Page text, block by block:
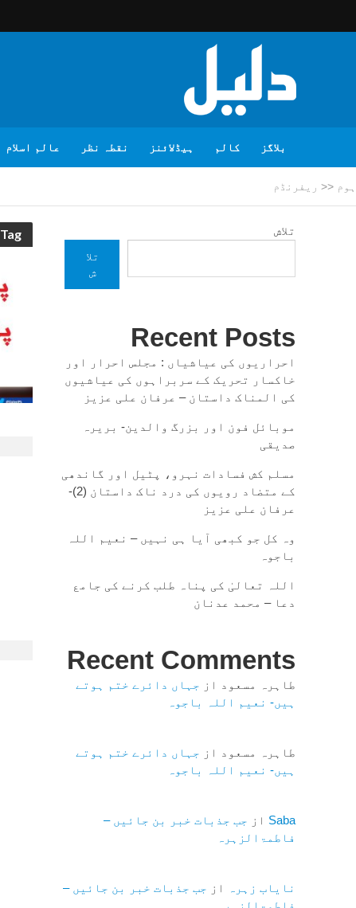
بلاگز کالم ہیڈلائنز نقطہ نظر عالم اسلام
ہوم << ریفرنڈم
Tag - ریفرنڈم تلاش
تلا
ش
Recent Posts
احراریوں کی عیاشیاں : مجلس احرار اور
خاکسار تحریک کے سربراہوں کی عیاشیوں
کی المناک داستان – عرفان علی عزیز
موبائل فون اور بزرگ والدین- بریرہ
صدیقی
مسلم کش فسادات نہرو، پٹیل اور گاندھی
کے متضاد رویوں کی درد ناک داستان (2)-
عرفان علی عزیز
وہ کل جو کبھی آیا ہی نہیں – نعیم اللہ
باجوہ
اللہ تعالیٰ کی پناہ طلب کرنے کی جامع
دعا – محمد عدنان
Recent Comments
طاہرہ مسعود از جہاں دائرے ختم ہوتے
ہیں- نعیم اللہ باجوہ
طاہرہ مسعود از جہاں دائرے ختم ہوتے
ہیں- نعیم اللہ باجوہ
Saba از جب جذبات خبر بن جائیں –
فاطمۃالزہرہ
نایاب زہرہ از جب جذبات خبر بن جائیں –
فاطمۃالزہرہ